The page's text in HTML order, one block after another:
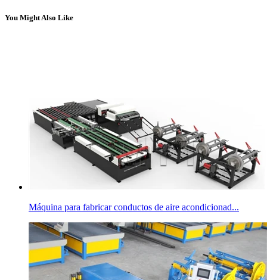
You Might Also Like
Máquina para fabricar conductos de aire acondicionad...